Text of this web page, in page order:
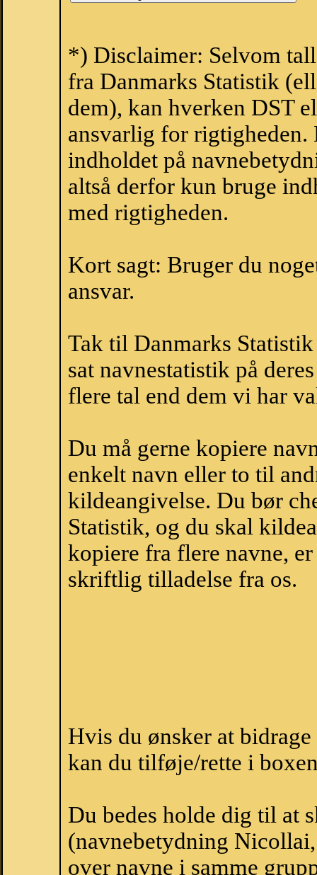
*) Disclaimer: Selvom
fra Danmarks Statistik
dem), kan hverken DST
ansvarlig for
indholdet på
altså derfor kun bruge
med rigtigheden.
Kort sagt: Bruger du
ansvar.
Tak til Danmarks
sat navnestatistik på
flere tal end dem vi har
Du må gerne kopiere
enkelt navn eller to til
kildeangivelse. Du bør
Statistik, og du skal
kopiere fra flere navne,
skriftlig tilladelse fra os.
Hvis du ønsker at
kan du tilføje/rette i
Du bedes holde dig til at
(navnebetydning
over navne i samme